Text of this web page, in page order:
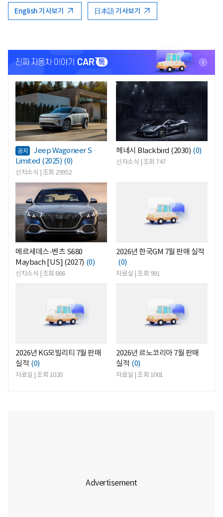
English 기사보기 日本語 기사보기
<
공지
Jeep Wagoneer S
Limited (2025) (0)
신차소식 | 조회 29952
<
헤네시 Blackbird (2030) (0)
신차소식 | 조회 747
<
메르세데스-벤츠 S680
Maybach [US] (2027) (0)
신차소식 | 조회 866
2026년 한국GM 7월 판매 실적
(0)
자료실 | 조회 991
2026년 KG모빌리티 7월 판매
실적 (0)
자료실 | 조회 1020
2026년 르노코리아 7월 판매
실적 (0)
자료실 | 조회 1001